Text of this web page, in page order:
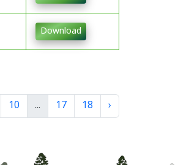
Download
10 ... 17 18 ›